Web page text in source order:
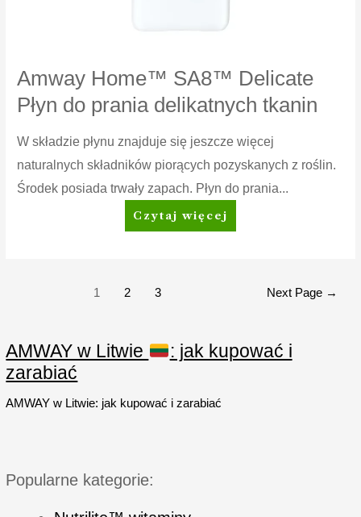
Amway Home™ SA8™ Delicate
Płyn do prania delikatnych tkanin
W składzie płynu znajduje się jeszcze więcej
naturalnych składników piorących pozyskanych z roślin.
Środek posiada trwały zapach. Płyn do prania...
Amway
Home™
Płyn
delikatnych
tkanin
Czytaj więcej
1 2 3 Next Page →
AMWAY w Litwie
: jak kupować i
zarabiać
AMWAY w Litwie: jak kupować i zarabiać
Popularne kategorie: